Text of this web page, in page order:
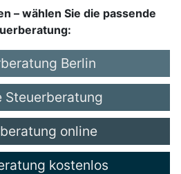
– wählen Sie die passende
Berlin
Steuerberatung
online
kostenlos